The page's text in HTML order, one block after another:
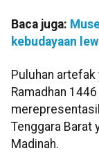
Baca juga:
kebudayaan
Puluhan
Ramadhan
Tenggara Barat
Madinah.